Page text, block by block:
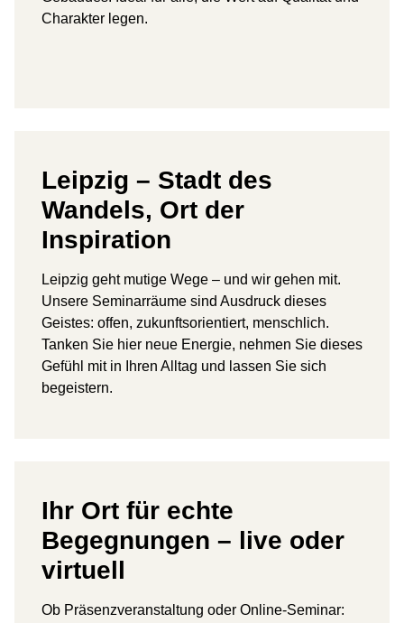
Charakter legen.
Leipzig – Stadt des
Wandels, Ort der
Inspiration
Leipzig geht mutige Wege – und wir gehen mit.
Unsere Seminarräume sind Ausdruck dieses
Geistes: offen, zukunftsorientiert, menschlich.
Tanken Sie hier neue Energie, nehmen Sie dieses
Gefühl mit in Ihren Alltag und lassen Sie sich
begeistern.
Ihr Ort für echte
Begegnungen – live oder
virtuell
Ob Präsenzveranstaltung oder Online-Seminar: